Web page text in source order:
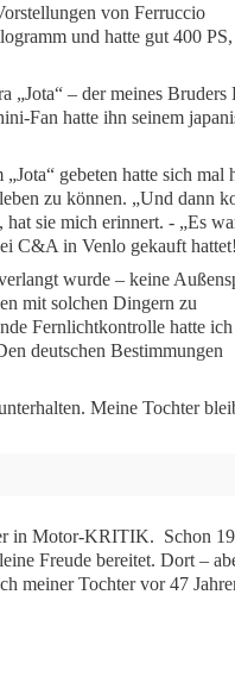
von Ferruccio
und hatte gut 400
„Jota“ – der meines Bruders
Fan hatte ihn seinem
gebeten hatte sich mal
zu können. „Und dann
sie mich erinnert. - „Es
C&A in Venlo gekauft
wurde – keine
mit solchen Dingern zu
Fernlichtkontrolle hatte
deutschen Bestimmungen
Meine Tochter
in Motor-KRITIK. Schon
Freude bereitet. Dort –
meiner Tochter vor 47